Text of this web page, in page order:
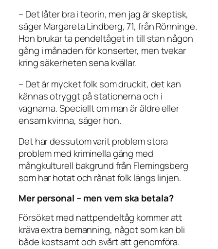
– Det låter bra i teorin, men jag är skeptisk,
säger Margareta Lindberg, 71, från Rönninge.
Hon brukar ta pendeltåget in till stan någon
gång i månaden för konserter, men tvekar
kring säkerheten sena kvällar.
– Det är mycket folk som druckit, det kan
kännas otryggt på stationerna och i
vagnarna. Speciellt om man är äldre eller
ensam kvinna, säger hon.
Det har dessutom varit problem stora
problem med kriminella gäng med
mångkulturell bakgrund från Flemingsberg
som har hotat och rånat folk längs linjen.
Mer personal – men vem ska betala?
Försöket med nattpendeltåg kommer att
kräva extra bemanning, något som kan bli
både kostsamt och svårt att genomföra.